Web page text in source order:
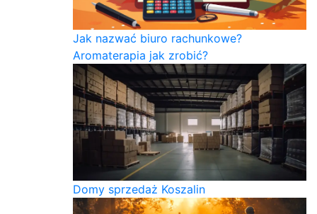
Jak nazwać biuro rachunkowe?
Aromaterapia jak zrobić?
Domy sprzedaż Koszalin